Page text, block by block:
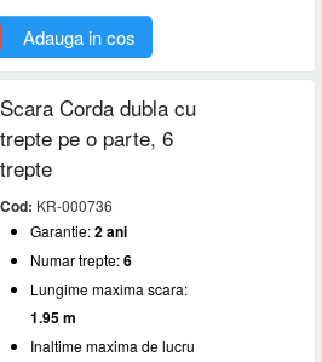
Adauga in cos
Scara Corda dubla cu
trepte pe o parte, 6
trepte
Cod: KR-000736
Garantie:2 ani
Numar trepte:6
Lungime maxima scara:
1.95 m
Inaltime maxima de lucru